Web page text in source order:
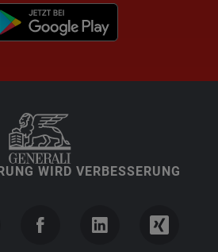
WIRD VERBESSERUNG